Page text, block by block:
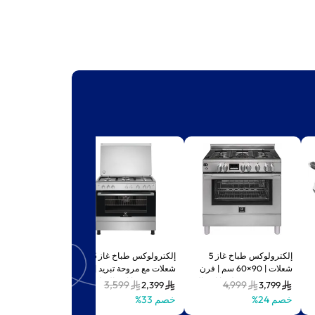
إلكترولوكس طباخ غاز 5
شعلات | 90×60 سم | فرن
بمروحة سعة 127 لتر | إشعال
تلقائي ونظام أمان
الثرموكوبل – فضي –
3,799
4,999
خصم 24%
إلكترولوكس طباخ غاز 5
شعلات مع مروحة تبريد |
90×60 سم | إشعال تلقائي
ونظام أمان الثرموكوبل –
EKG913A2OX
2,399
3,599
خصم 33%